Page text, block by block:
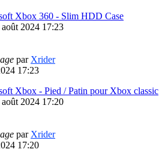
Xbox 360 - Slim HDD Case
2024 17:23
par Xrider
17:23
Xbox - Pied / Patin pour Xbox classic
2024 17:20
par Xrider
17:20